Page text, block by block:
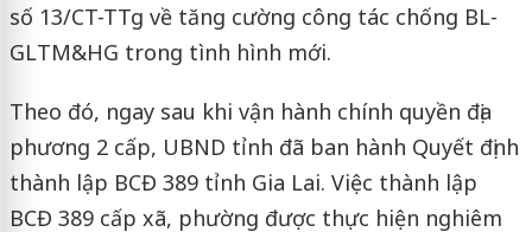
số 13/CT-TTg về tăng cường công tác chống BL-
GLTM&HG trong tình hình mới.
Theo đó, ngay sau khi vận hành chính quyền địa
phương 2 cấp, UBND tỉnh đã ban hành Quyết định
thành lập BCĐ 389 tỉnh Gia Lai. Việc thành lập
BCĐ 389 cấp xã, phường được thực hiện nghiêm